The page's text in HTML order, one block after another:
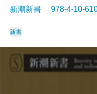
新潮新書 978-4-10-
新書